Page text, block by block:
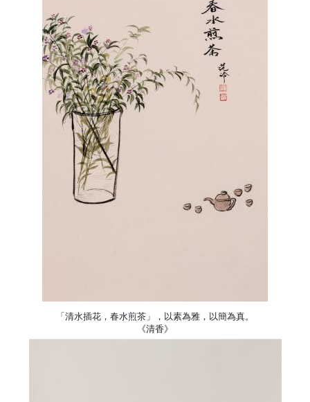
「清水插花，春水煎茶」，以素為雅，以簡為真。
《清香》